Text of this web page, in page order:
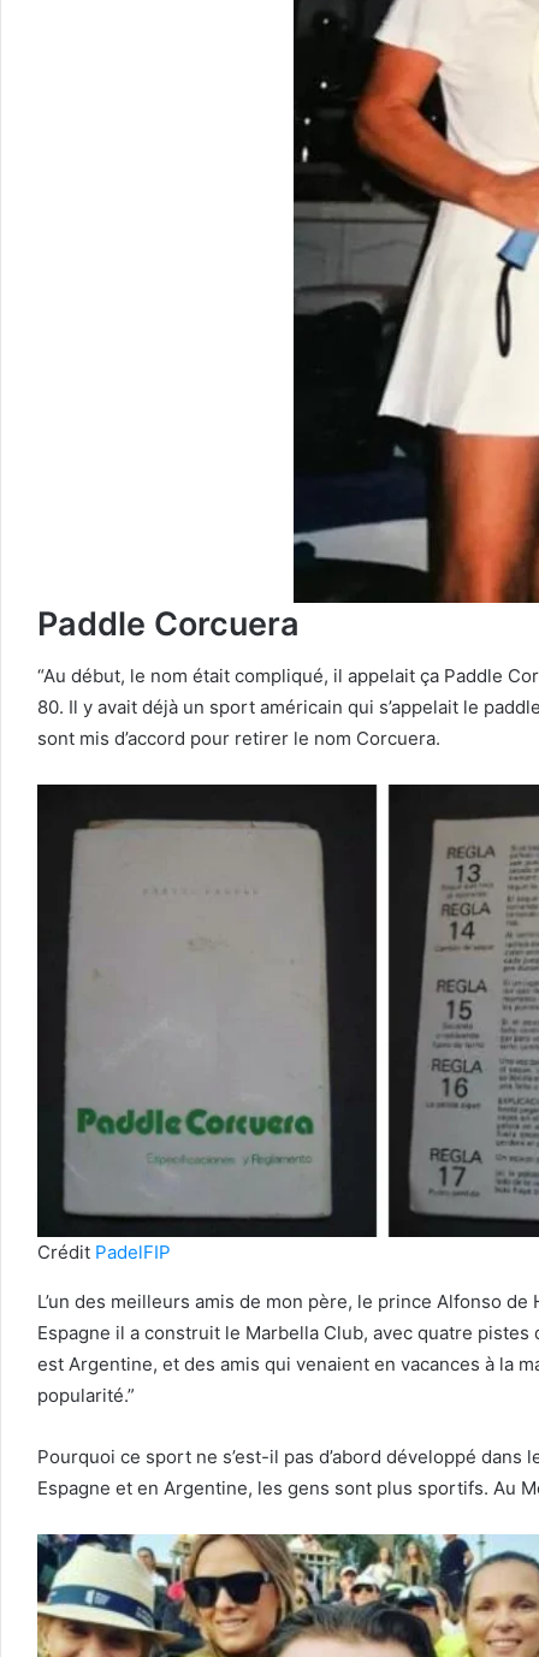
Paddle Corcuera
“Au début, le nom était compliqué, il appelait ça Paddle
80. Il y avait déjà un sport américain qui s’appelait le
sont mis d’accord pour retirer le nom Corcuera.
Crédit PadelFIP
L’un des meilleurs amis de mon père, le prince Alfonso
Espagne il a construit le Marbella Club, avec quatre
est Argentine, et des amis qui venaient en vacances à la
popularité.”
Pourquoi ce sport ne s’est-il pas d’abord développé
Espagne et en Argentine, les gens sont plus sportifs. Au